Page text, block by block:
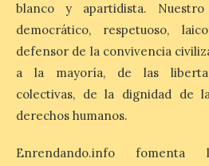
El Ayuntamiento
Bañeza designa a
Martínez Matilla
pregonero de las
2026. Tendrá
sábado 8 de agosto a las 21,00
teatro municipal de La
comunicador astorgano Arturo
Matilla, […]
blanco y apartidista.
democrático, respetuoso,
defensor de la convivencia
a la mayoría, de las
colectivas, de la dignidad de
derechos humanos.
Enrendando.info